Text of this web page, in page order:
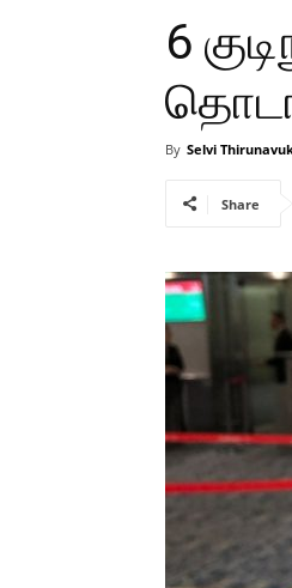
6
By Selvi
Share